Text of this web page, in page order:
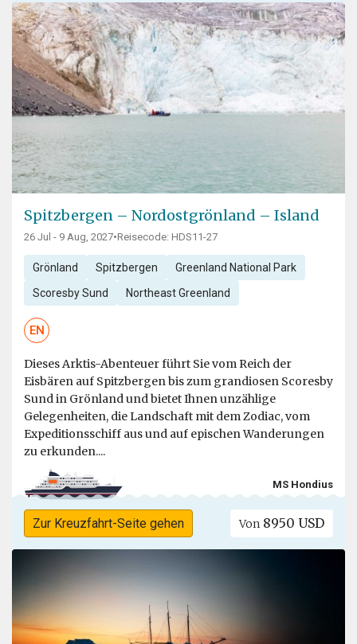
Spitzbergen – Nordostgrönland – Island
26 Jul - 9 Aug, 2027•Reisecode: HDS11-27
Grönland Spitzbergen Greenland National Park
Scoresby Sund Northeast Greenland
EN
Dieses Arktis-Abenteuer führt Sie vom Reich der
Eisbären auf Spitzbergen bis zum grandiosen Scoresby
Sund in Grönland und bietet Ihnen unzählige
Gelegenheiten, die Landschaft mit dem Zodiac, vom
Expeditionsschiff aus und auf epischen Wanderungen
zu erkunden....
MS Hondius
Zur Kreuzfahrt-Seite gehen Von 8950 USD